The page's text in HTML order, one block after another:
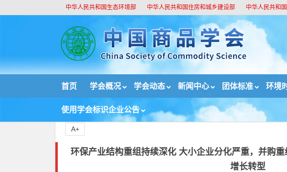
中华人民共和国生态环境部 中华人民共和国住房和城乡建设部 中华人民共和
首页 学会概况 学会动态 新闻中心 团体标准 环境
使用学会标识企业公告
//
首页 绿色技术与绿色产品 环保产业结构重组持续深化 大小企业分
环保产业结构重组持续深化 大小企业分化严重，并购
增长转型
A+